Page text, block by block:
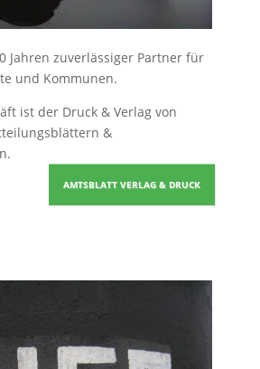
Jahren zuverlässiger Partner für
und Kommunen.
ist der Druck & Verlag von
&
.
AMTSBLATT VERLAG & DRUCK